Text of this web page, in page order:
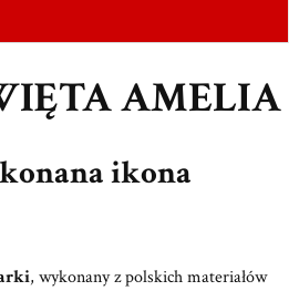
AMELIA
ikona
, wykonany z polskich materiałów